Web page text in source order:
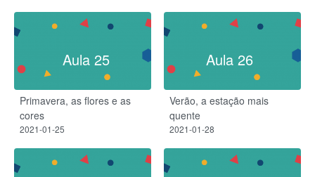
Aula 25
Primavera, as flores e as
cores
2021-01-25
Aula 26
Verão, a estação mais
quente
2021-01-28